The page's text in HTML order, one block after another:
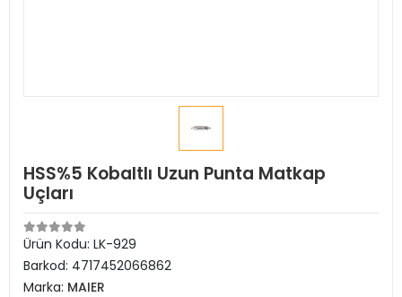
HSS%5 Kobaltlı Uzun Punta Matkap
Uçları
Ürün Kodu: LK-929
Barkod: 4717452066862
Marka: MAIER